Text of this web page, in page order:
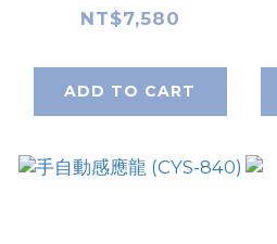
NT$7,580
ADD TO CART